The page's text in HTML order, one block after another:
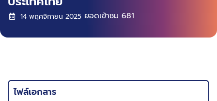
14 พฤศจิกายน 2025 ยอดเข้าชม 681
ไฟล์เอกสาร